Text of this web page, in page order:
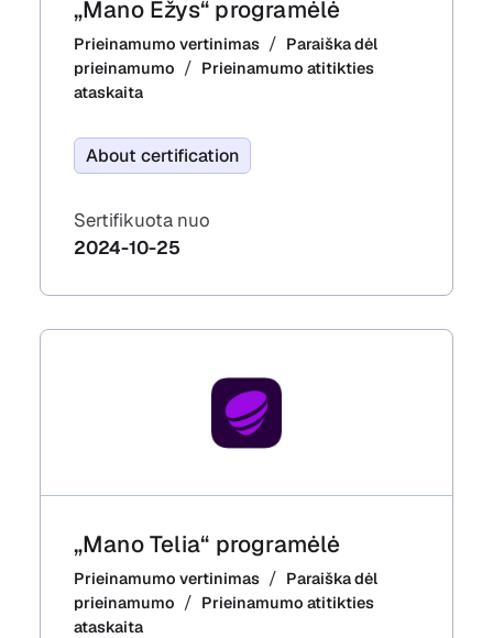
„Mano Ežys“ programėlė
Prieinamumo vertinimas
Paraiška dėl
prieinamumo
Prieinamumo atitikties
ataskaita
About certification
Sertifikuota nuo
2024-10-25
„Mano Telia“ programėlė
Prieinamumo vertinimas
Paraiška dėl
prieinamumo
Prieinamumo atitikties
ataskaita